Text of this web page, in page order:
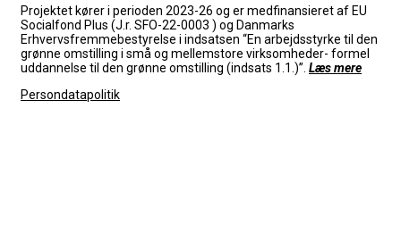
Projektet kører i perioden 2023-26 og er medfinansieret af EU
Socialfond Plus (J.r. SFO-22-0003 ) og Danmarks
Erhvervsfremmebestyrelse i indsatsen “En arbejdsstyrke til den
grønne omstilling i små og mellemstore virksomheder- formel
uddannelse til den grønne omstilling (indsats 1.1.)”. Læs mere
Persondatapolitik